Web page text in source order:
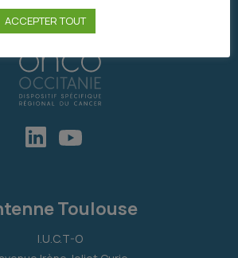
Toulouse
I.U.C.T-O
ACCEPTER TOUT